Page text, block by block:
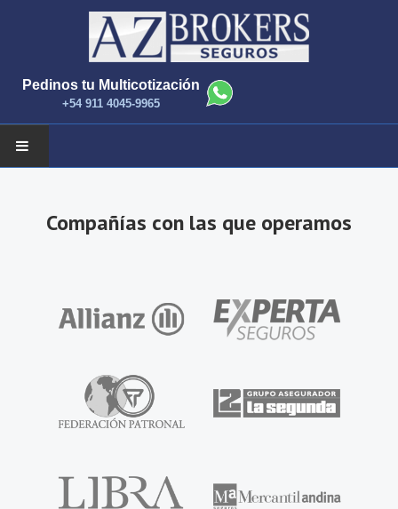
Pedinos tu Multicotización
+54 911 4045-9965
NOTICIAS
CONTACTANOS
Compañías con las que operamos